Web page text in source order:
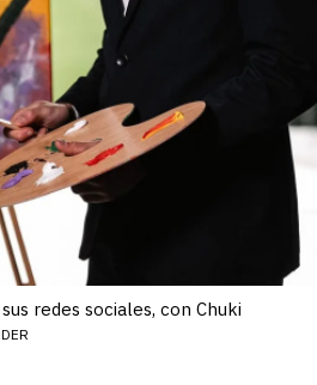
redes sociales, con Chuki